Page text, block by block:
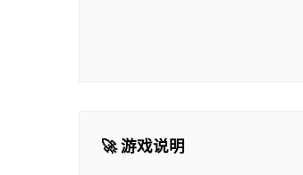
🚀 游戏说明